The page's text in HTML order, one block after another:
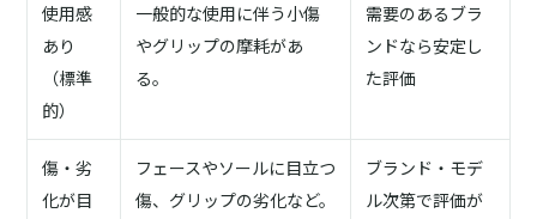
使用感
あり
（標準
的）
一般的な使用に伴う小傷
やグリップの摩耗があ
る。
需要のあるブラ
ンドなら安定し
た評価
傷・劣
化が目
フェースやソールに目立つ
傷、グリップの劣化など。
ブランド・モデ
ル次第で評価が